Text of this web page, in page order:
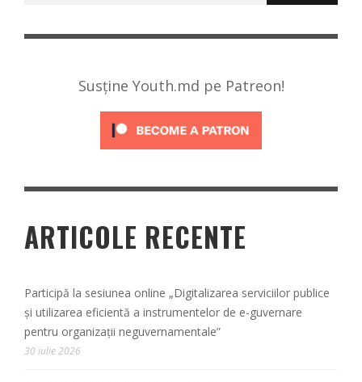
Susține Youth.md pe Patreon!
ARTICOLE RECENTE
Participă la sesiunea online „Digitalizarea serviciilor publice
și utilizarea eficientă a instrumentelor de e-guvernare
pentru organizații neguvernamentale”
30 iulie 2026